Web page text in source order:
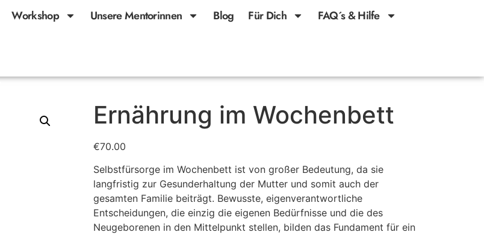
Workshop Unsere Mentorinnen Blog Für Dich FAQ´s & Hilfe
Ernährung im Wochenbett
€70.00
Selbstfürsorge im Wochenbett ist von großer Bedeutung, da sie
langfristig zur Gesunderhaltung der Mutter und somit auch der
gesamten Familie beiträgt. Bewusste, eigenverantwortliche
Entscheidungen, die einzig die eigenen Bedürfnisse und die des
Neugeborenen in den Mittelpunkt stellen, bilden das Fundament für ein